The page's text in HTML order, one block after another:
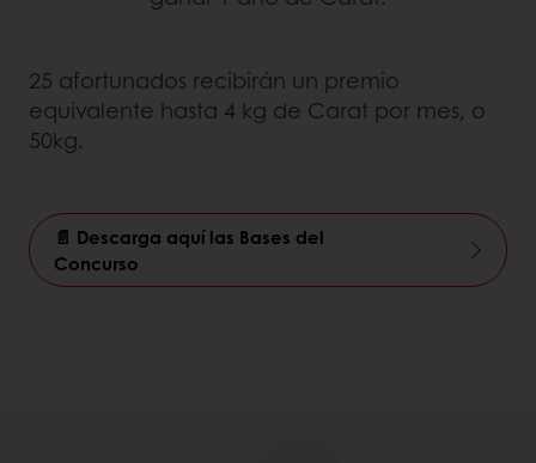
25 afortunados recibirán un premio
equivalente hasta 4 kg de Carat por mes, o
50kg.
📄 Descarga aquí las Bases del
Concurso